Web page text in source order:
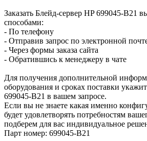
Заказать Блейд-сервер HP 699045-B21
способами:
- По телефону
- Отправив запрос по электронной
- Через формы заказа сайта
- Обратившись к менеджеру в чате
Для получения дополнительной
оборудования и сроках поставки
699045-B21 в вашем запросе.
Если вы не знаете какая именно
будет удовлетворять потребностям
подберем для вас индивидуальное
Парт номер: 699045-B21